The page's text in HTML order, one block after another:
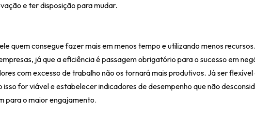
e ter disposição para mudar.
quem consegue fazer mais em menos tempo e utilizando menos
já que a eficiência é passagem obrigatório para o sucesso em
com excesso de trabalho não os tornará mais produtivos. Já ser
for viável e estabelecer indicadores de desempenho que não
para o maior engajamento.